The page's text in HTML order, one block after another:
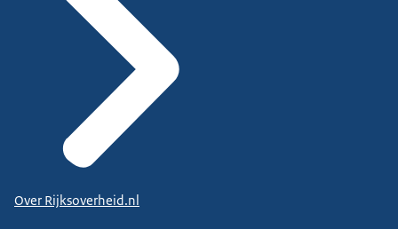
Over Rijksoverheid.nl